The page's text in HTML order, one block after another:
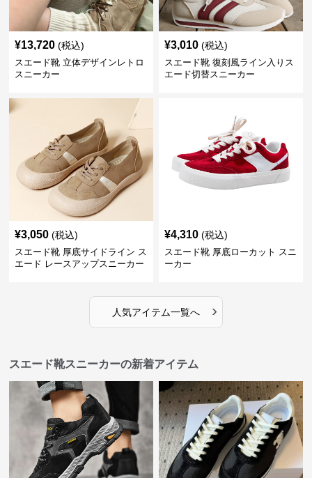
¥13,720 (税込)
スエード靴 立体デザインレトロ
スニーカー
¥3,010 (税込)
スエード靴 復刻風ライン入りス
エード切替スニーカー
¥3,050 (税込)
スエード靴 厚底サイドライン ス
エード レースアップスニーカー
¥4,310 (税込)
スエード靴 厚底ローカット スニ
ーカー
人気アイテム一覧へ ›
スエード靴スニーカーの新着アイテム